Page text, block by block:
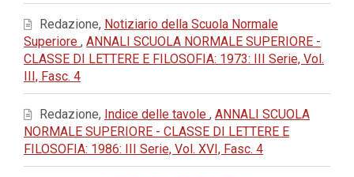
Redazione, Notiziario della Scuola Normale
Superiore , ANNALI SCUOLA NORMALE SUPERIORE -
CLASSE DI LETTERE E FILOSOFIA: 1973: III Serie, Vol.
III, Fasc. 4
Redazione, Indice delle tavole , ANNALI SCUOLA
NORMALE SUPERIORE - CLASSE DI LETTERE E
FILOSOFIA: 1986: III Serie, Vol. XVI, Fasc. 4